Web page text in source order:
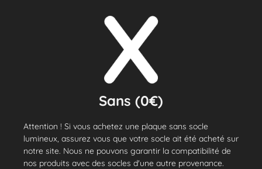
Sans (0€)
Attention ! Si vous achetez une plaque sans socle
lumineux, assurez vous que votre socle ait été acheté sur
notre site. Nous ne pouvons garantir la compatibilité de
nos produits avec des socles d'une autre provenance.